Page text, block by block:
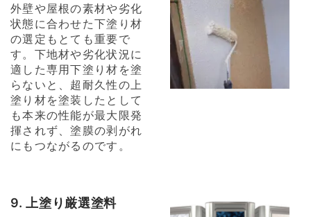
外壁や屋根の素材や劣化
状態に合わせた下塗り材
の選定もとても重要で
す。下地材や劣化状況に
適した専用下塗り材を塗
らないと、超耐久性の上
塗り材を塗装したとして
も本来の性能が最大限発
揮されず、塗膜の剥がれ
にもつながるのです。
9. 上塗り厳選塗料